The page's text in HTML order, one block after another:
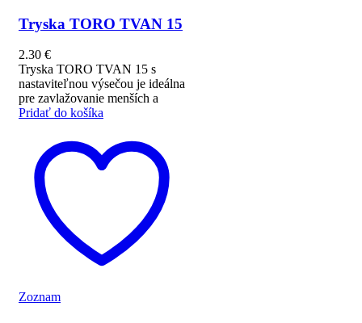
Tryska TORO TVAN 15
2.30 €
Tryska TORO TVAN 15 s
nastaviteľnou výsečou je ideálna
pre zavlažovanie menších a
Pridať do košíka
Zoznam